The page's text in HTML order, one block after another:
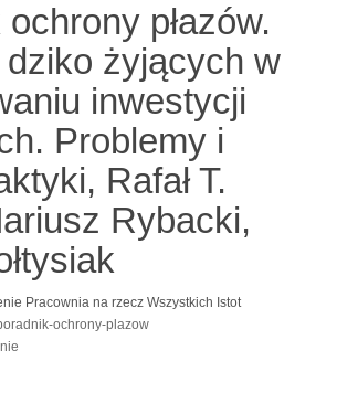
płazów.
żyjących w
inwestycji
Problemy i
Rafał T.
Rybacki,
Pracownia na rzecz Wszystkich Istot
ochrony-plazow